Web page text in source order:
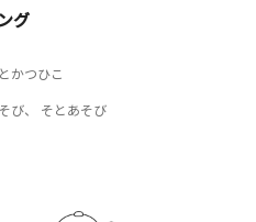
グ
かつひこ
び
そとあそび